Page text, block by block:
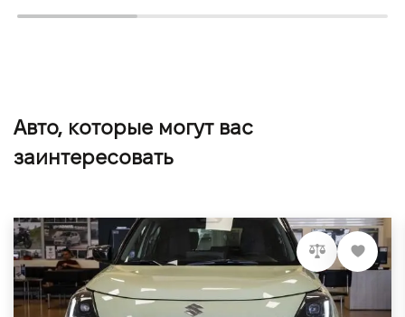
Авто, которые могут вас
заинтересовать